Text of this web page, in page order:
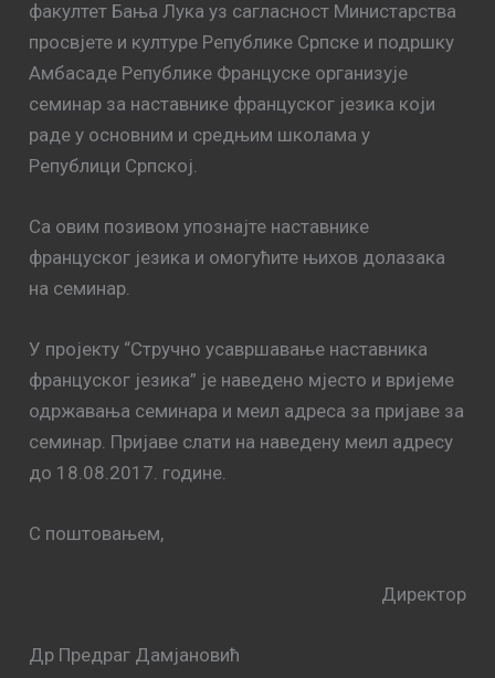
факултет Бања Лука уз сагласност Министарства
просвјете и културе Републике Српске и подршку
Амбасаде Републике Француске организује
семинар за наставнике француског језика који
раде у основним и средњим школама у
Републици Српској.
Са овим позивом упознајте наставнике
француског језика и омогућите њихов долазака
на семинар.
У пројекту “Стручно усавршавање наставника
француског језика” је наведено мјесто и вријеме
одржавања семинара и меил адреса за пријаве за
семинар. Пријаве слати на наведену меил адресу
до 18.08.2017. године.
С поштовањем,
Директор
Др Предраг Дамјановић